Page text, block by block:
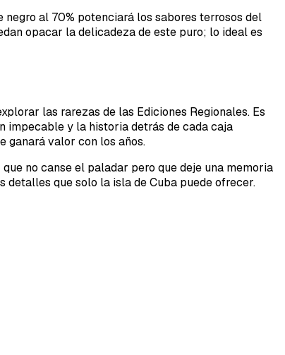
al 70% potenciará los sabores terrosos del
opacar la delicadeza de este puro; lo ideal es
las rarezas de las Ediciones Regionales. Es
impecable y la historia detrás de cada caja
ganará valor con los años.
no canse el paladar pero que deje una memoria
detalles que solo la isla de Cuba puede ofrecer.